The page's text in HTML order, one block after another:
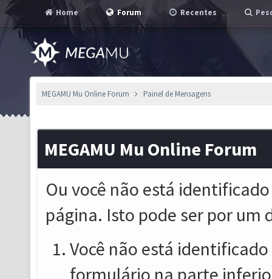
Home Forum Recentes
MEGAMU Mu Online Forum Painel de Mensagens
MEGAMU Mu Online Forum
Ou você não está
página. Isto pode ser por um
Você não está
formulário na parte